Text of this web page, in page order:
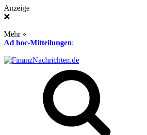
Anzeige
❌
Mehr »
Ad hoc-Mitteilungen: